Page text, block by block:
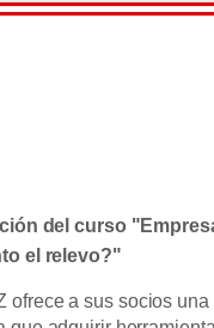
del curso
el relevo?"
ofrece a sus socios